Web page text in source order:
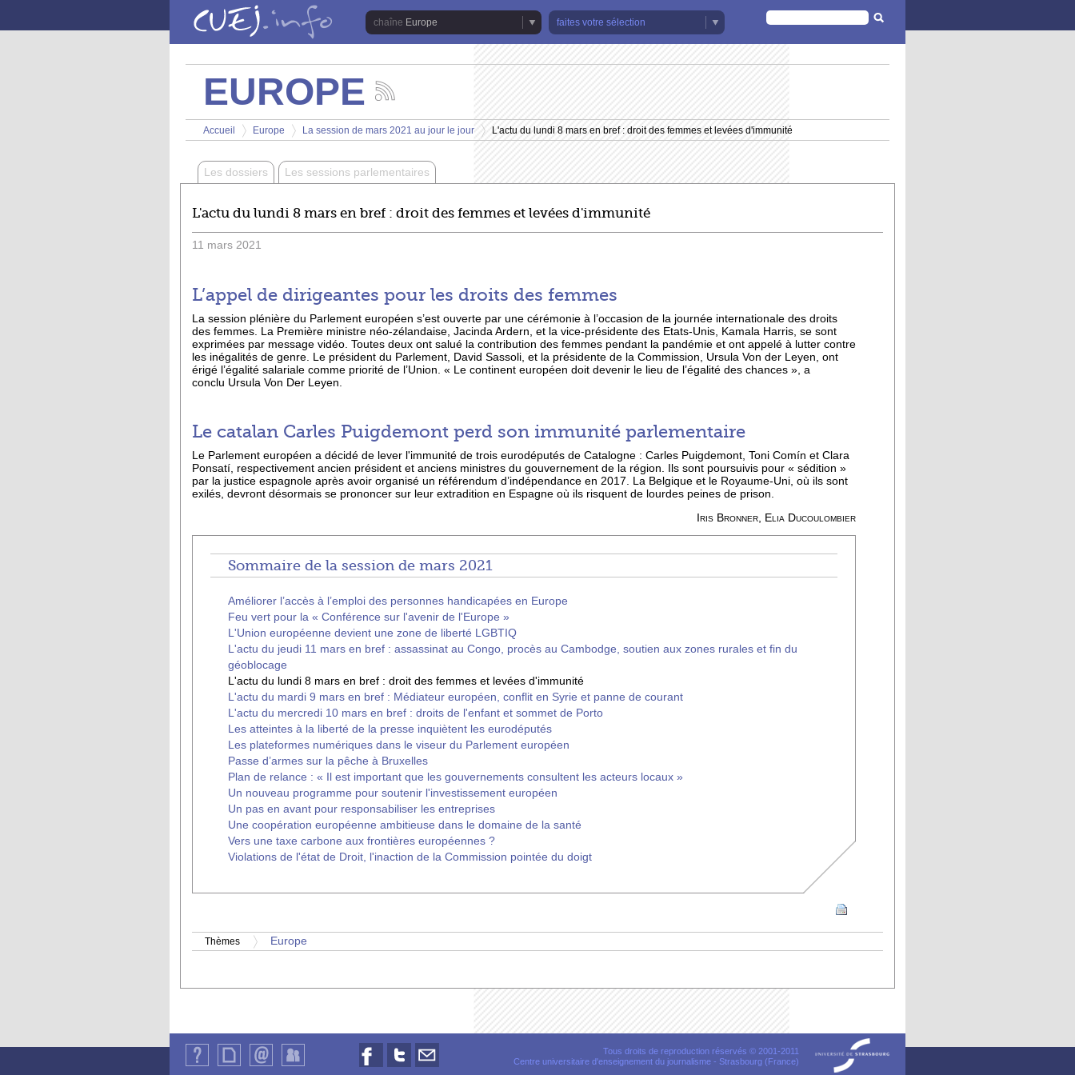
Europe
faites votre sélection
FORMULAIRE
DE
RECHERCHE
EUROPE
les
actualités
de
chaîne
Europe
Vous êtes ici
Accueil
>
Europe
>
La session de mars 2021 au jour le jour
>
L'actu du lundi 8 mars en bref : droit des femmes et levées d'immunité
Les dossiers Les sessions parlementaires
L'actu du lundi 8 mars en bref : droit des femmes et levées d'immunité
11 mars 2021
L’appel de dirigeantes pour les droits des femmes
La session plénière du Parlement européen s’est ouverte par une cérémonie à l’occasion de la journée internationale des droits
des femmes. La Première ministre néo-zélandaise, Jacinda Ardern, et la vice-présidente des Etats-Unis, Kamala Harris, se sont
exprimées par message vidéo. Toutes deux ont salué la contribution des femmes pendant la pandémie et ont appelé à lutter contre
les inégalités de genre. Le président du Parlement, David Sassoli, et la présidente de la Commission, Ursula Von der Leyen, ont
érigé l’égalité salariale comme priorité de l’Union. « Le continent européen doit devenir le lieu de l’égalité des chances », a
conclu Ursula Von Der Leyen.
Le catalan Carles Puigdemont perd son immunité parlementaire
Le Parlement européen a décidé de lever l'immunité de trois eurodéputés de Catalogne : Carles Puigdemont, Toni Comín et Clara
Ponsatí, respectivement ancien président et anciens ministres du gouvernement de la région. Ils sont poursuivis pour « sédition »
par la justice espagnole après avoir organisé un référendum d’indépendance en 2017. La Belgique et le Royaume-Uni, où ils sont
exilés, devront désormais se prononcer sur leur extradition en Espagne où ils risquent de lourdes peines de prison.
Iris Bronner, Elia Ducoulombier
Sommaire de la session de mars 2021
Améliorer l’accès à l’emploi des personnes handicapées en Europe
Feu vert pour la « Conférence sur l'avenir de l'Europe »
L'Union européenne devient une zone de liberté LGBTIQ
L'actu du jeudi 11 mars en bref : assassinat au Congo, procès au Cambodge, soutien aux zones rurales et fin du
géoblocage
L'actu du lundi 8 mars en bref : droit des femmes et levées d'immunité
L'actu du mardi 9 mars en bref : Médiateur européen, conflit en Syrie et panne de courant
L'actu du mercredi 10 mars en bref : droits de l'enfant et sommet de Porto
Les atteintes à la liberté de la presse inquiètent les eurodéputés
Les plateformes numériques dans le viseur du Parlement européen
Passe d’armes sur la pêche à Bruxelles
Plan de relance : « Il est important que les gouvernements consultent les acteurs locaux »
Un nouveau programme pour soutenir l'investissement européen
Un pas en avant pour responsabiliser les entreprises
Une coopération européenne ambitieuse dans le domaine de la santé
Vers une taxe carbone aux frontières européennes ?
Violations de l'état de Droit, l'inaction de la Commission pointée du doigt
Thèmes Europe
Tous droits de reproduction réservés © 2001-2011
Centre universitaire d'enseignement du journalisme - Strasbourg (France)